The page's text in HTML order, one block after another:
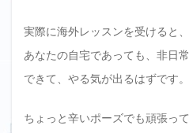
実際に海外レッスンを受けると
あなたの自宅であっても、非日
できて、やる気が出るはずです。
ちょっと辛いポーズでも頑張っ